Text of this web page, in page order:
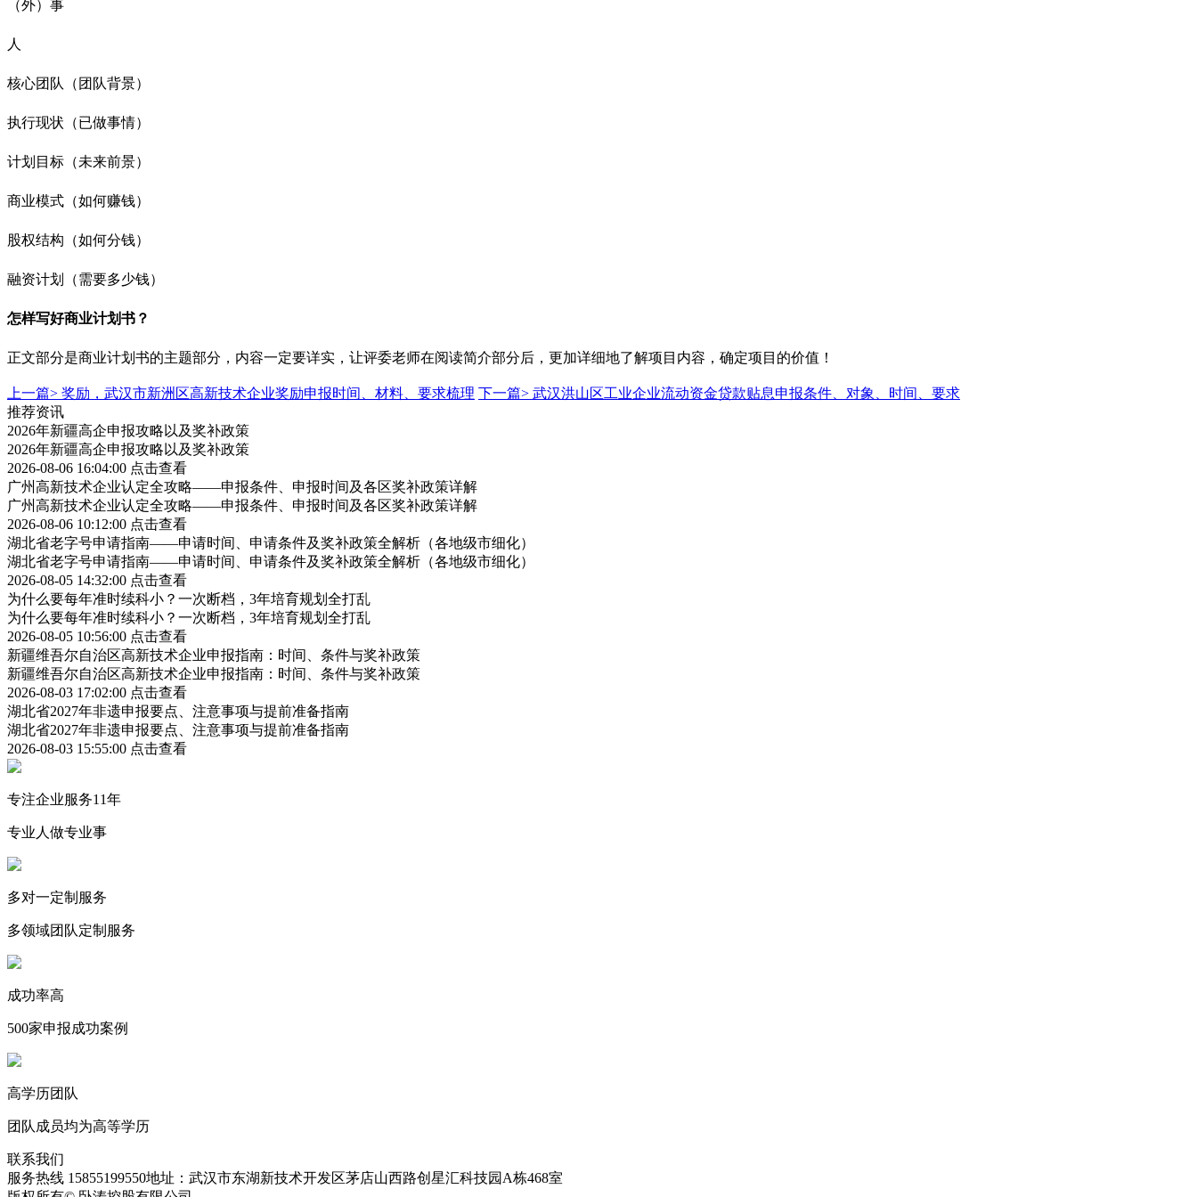
（外）事
人
核心团队（团队背景）
执行现状（已做事情）
计划目标（未来前景）
商业模式（如何赚钱）
股权结构（如何分钱）
融资计划（需要多少钱）
怎样写好商业计划书？
正文部分是商业计划书的主题部分，内容一定要详实，让评委老师在阅读简介部分后，更加详细地了解项目内容，确定项目的价值！
上一篇> 奖励，武汉市新洲区高新技术企业奖励申报时间、材料、要求梳理 下一篇> 武汉洪山区工业企业流动资金贷款贴息申报条件、对象、时间、要求
推荐资讯
2026年新疆高企申报攻略以及奖补政策
2026年新疆高企申报攻略以及奖补政策
2026-08-06 16:04:00 点击查看
广州高新技术企业认定全攻略——申报条件、申报时间及各区奖补政策详解
广州高新技术企业认定全攻略——申报条件、申报时间及各区奖补政策详解
2026-08-06 10:12:00 点击查看
湖北省老字号申请指南——申请时间、申请条件及奖补政策全解析（各地级市细化）
湖北省老字号申请指南——申请时间、申请条件及奖补政策全解析（各地级市细化）
2026-08-05 14:32:00 点击查看
为什么要每年准时续科小？一次断档，3年培育规划全打乱
为什么要每年准时续科小？一次断档，3年培育规划全打乱
2026-08-05 10:56:00 点击查看
新疆维吾尔自治区高新技术企业申报指南：时间、条件与奖补政策
新疆维吾尔自治区高新技术企业申报指南：时间、条件与奖补政策
2026-08-03 17:02:00 点击查看
湖北省2027年非遗申报要点、注意事项与提前准备指南
湖北省2027年非遗申报要点、注意事项与提前准备指南
2026-08-03 15:55:00 点击查看
专注企业服务11年
专业人做专业事
多对一定制服务
多领域团队定制服务
成功率高
500家申报成功案例
高学历团队
团队成员均为高等学历
联系我们
服务热线 15855199550地址：武汉市东湖新技术开发区茅店山西路创星汇科技园A栋468室